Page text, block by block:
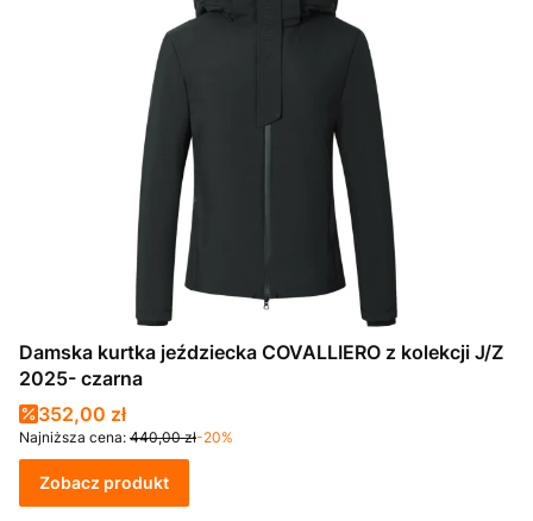
Damska kurtka jeździecka COVALLIERO z kolekcji J/Z
2025- czarna
Cena promocyjna
352,00 zł
Najniższa cena: 440,00 zł-20%
Zobacz produkt